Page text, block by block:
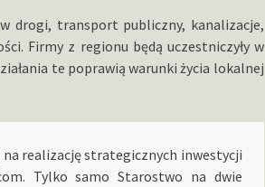
drogi, transport publiczny, kanalizacje,
Firmy z regionu będą uczestniczyły w
te poprawią warunki życia lokalnej
realizację strategicznych inwestycji
Tylko samo Starostwo na dwie